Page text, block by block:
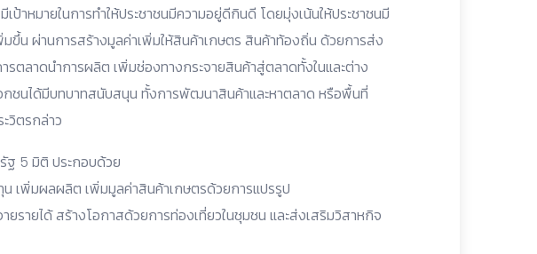
ป้าหมายในการทำให้ประชาชนมีความอยู่ดีกินดี โดยมุ่งเน้นให้ประชาชนมี
ขึ้น ผ่านการสร้างมูลค่าเพิ่มให้สินค้าเกษตร สินค้าท้องถิ่น ด้วยการส่ง
รตลาดนำการผลิต เพิ่มช่องทางกระจายสินค้าสู่ตลาดทั้งในและต่าง
กชนได้มีบทบาทสนับสนุน ทั้งการพัฒนาสินค้าและหาตลาด หรือพื้นที่
วิตรกล่าว
ฐ 5 มิติ ประกอบด้วย
น เพิ่มผลผลิต เพิ่มมูลค่าสินค้าเกษตรด้วยการแปรรูป
ยรายได้ สร้างโอกาสด้วยการท่องเที่ยวในชุมชน และส่งเสริมวิสาหกิจ